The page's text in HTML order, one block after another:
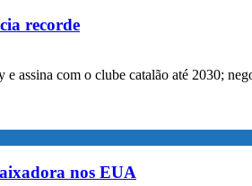
recorde
assina com o clube catalão até 2030;
nos EUA